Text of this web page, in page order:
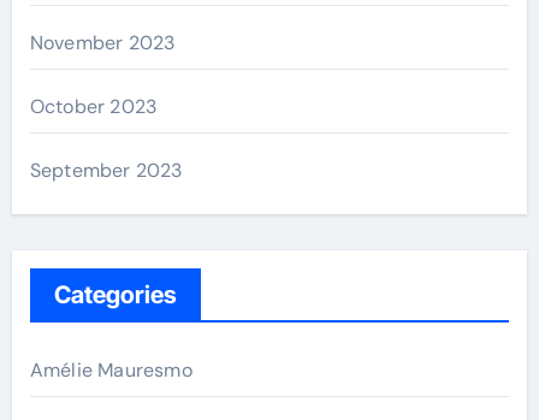
November 2023
October 2023
September 2023
Categories
Amélie Mauresmo